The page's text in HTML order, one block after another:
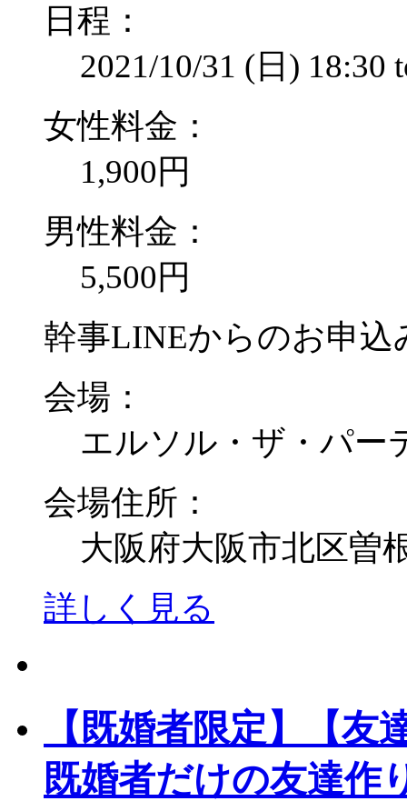
日程：
2021/10/31 (日) 18:30
女性料金：
1,900円
男性料金：
5,500円
幹事LINEからのお申込
会場：
エルソル・ザ・パー
会場住所：
大阪府大阪市北区曽
詳しく見る
【既婚者限定】【友
既婚者だけの友達作